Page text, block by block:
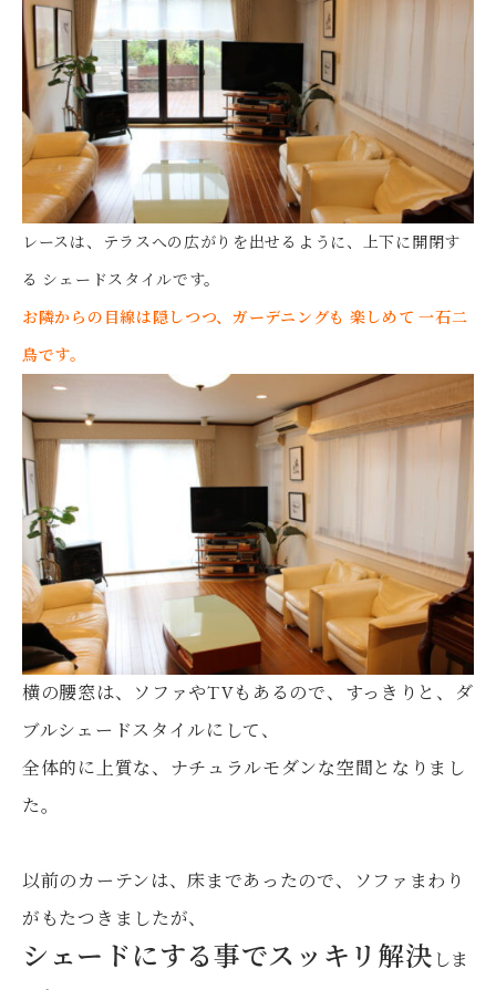
レースは、テラスへの広がりを出せるように、上下に開閉す
る シェードスタイルです。
お隣からの目線は隠しつつ、ガーデニングも 楽しめて 一石二
鳥です。
横の腰窓は、ソファやTVもあるので、すっきりと、ダ
ブルシェードスタイルにして、
全体的に上質な、ナチュラルモダンな空間となりまし
た。
以前のカーテンは、床まであったので、ソファまわり
がもたつきましたが、
シェードにする事でスッキリ解決 しま